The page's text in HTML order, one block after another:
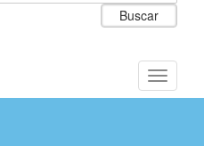
Buscar
Alternar